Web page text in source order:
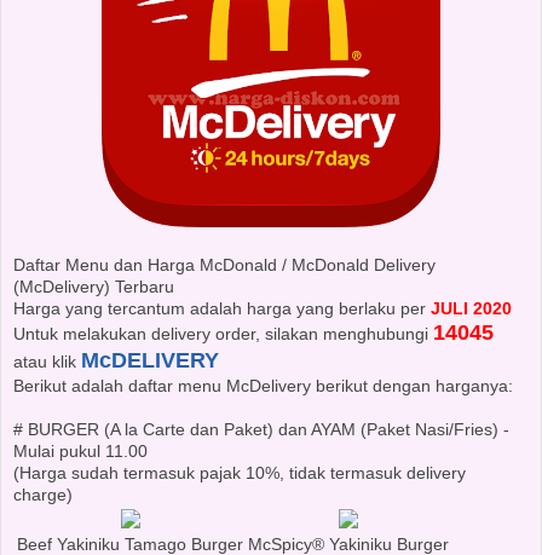
Daftar Menu dan Harga McDonald / McDonald Delivery
(McDelivery) Terbaru
Harga yang tercantum adalah harga yang berlaku per JULI 2020
Untuk melakukan delivery order, silakan menghubungi 14045
atau klik McDELIVERY
Berikut adalah daftar menu McDelivery berikut dengan harganya:
# BURGER (A la Carte dan Paket) dan AYAM (Paket Nasi/Fries) -
Mulai pukul 11.00
(Harga sudah termasuk pajak 10%, tidak termasuk delivery
charge)
Beef Yakiniku Tamago Burger McSpicy® Yakiniku Burger